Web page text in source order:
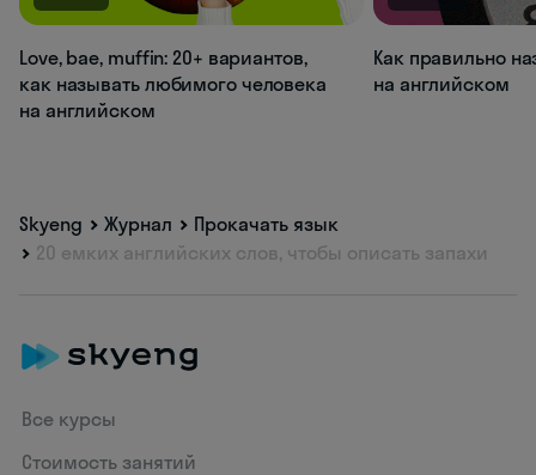
Love, bae, muffin: 20+ вариантов,
как называть любимого человека
на английском
Как правильно
на английском
Skyeng Журнал
Прокачать язык
20 емких английских слов, чтобы описать запахи
Все курсы
Стоимость занятий